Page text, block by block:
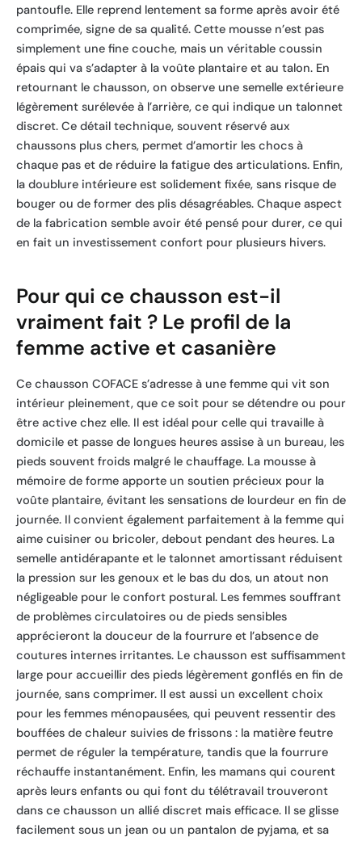
pantoufle. Elle reprend lentement sa forme après avoir été
comprimée, signe de sa qualité. Cette mousse n’est pas
simplement une fine couche, mais un véritable coussin
épais qui va s’adapter à la voûte plantaire et au talon. En
retournant le chausson, on observe une semelle extérieure
légèrement surélevée à l’arrière, ce qui indique un talonnet
discret. Ce détail technique, souvent réservé aux
chaussons plus chers, permet d’amortir les chocs à
chaque pas et de réduire la fatigue des articulations. Enfin,
la doublure intérieure est solidement fixée, sans risque de
bouger ou de former des plis désagréables. Chaque aspect
de la fabrication semble avoir été pensé pour durer, ce qui
en fait un investissement confort pour plusieurs hivers.
Pour qui ce chausson est-il
vraiment fait ? Le profil de la
femme active et casanière
Ce chausson COFACE s’adresse à une femme qui vit son
intérieur pleinement, que ce soit pour se détendre ou pour
être active chez elle. Il est idéal pour celle qui travaille à
domicile et passe de longues heures assise à un bureau, les
pieds souvent froids malgré le chauffage. La mousse à
mémoire de forme apporte un soutien précieux pour la
voûte plantaire, évitant les sensations de lourdeur en fin de
journée. Il convient également parfaitement à la femme qui
aime cuisiner ou bricoler, debout pendant des heures. La
semelle antidérapante et le talonnet amortissant réduisent
la pression sur les genoux et le bas du dos, un atout non
négligeable pour le confort postural. Les femmes souffrant
de problèmes circulatoires ou de pieds sensibles
apprécieront la douceur de la fourrure et l’absence de
coutures internes irritantes. Le chausson est suffisamment
large pour accueillir des pieds légèrement gonflés en fin de
journée, sans comprimer. Il est aussi un excellent choix
pour les femmes ménopausées, qui peuvent ressentir des
bouffées de chaleur suivies de frissons : la matière feutre
permet de réguler la température, tandis que la fourrure
réchauffe instantanément. Enfin, les mamans qui courent
après leurs enfants ou qui font du télétravail trouveront
dans ce chausson un allié discret mais efficace. Il se glisse
facilement sous un jean ou un pantalon de pyjama, et sa